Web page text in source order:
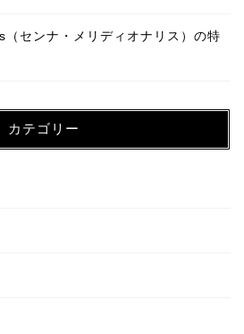
センナ・メリディオナリス）の特
カテゴリー